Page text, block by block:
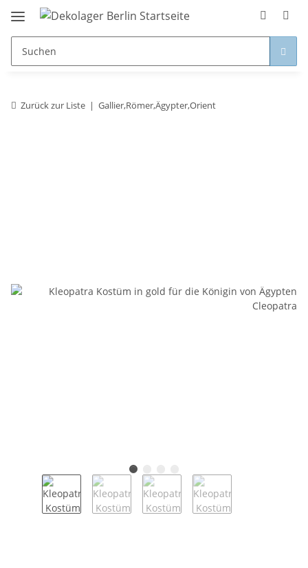
Zurück zur Liste Gallier,Römer,Ägypter,Orient